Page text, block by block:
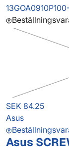
SEK 84.25
Asus
Asus